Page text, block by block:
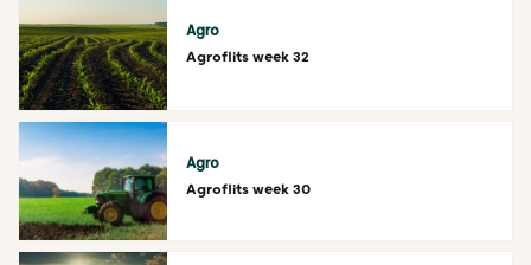
Lees meer
Agro
Agroflits week 32
Lees meer
Agro
Agroflits week 30